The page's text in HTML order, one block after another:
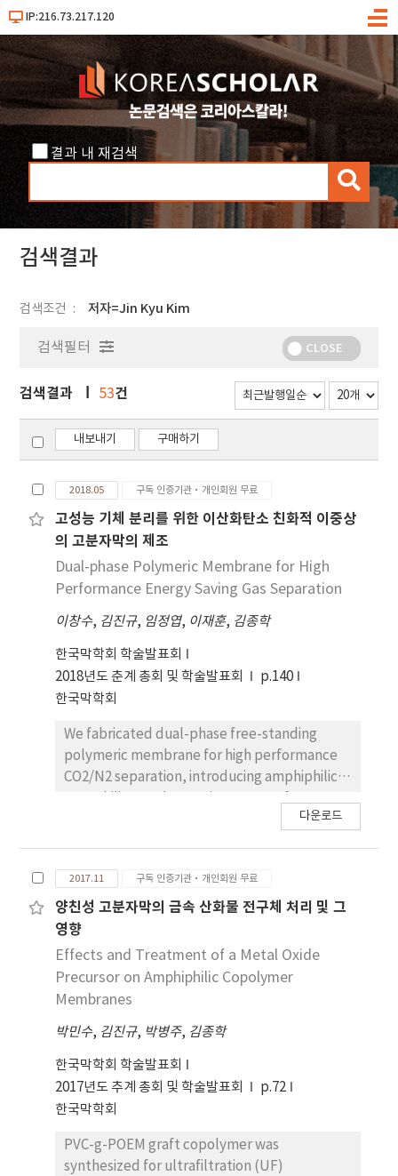
IP:216.73.217.120
메
결과 내 재검색
검
색
검색결과
검색조건 저자=Jin Kyu Kim
검색필터 CLOSE
검색결과 53건
내보내기 구매하기
2018.05 구독 인증기관·개인회원 무료
고성능 기체 분리를 위한 이산화탄소 친화적 이중상
의 고분자막의 제조
Dual-phase Polymeric Membrane for High
Performance Energy Saving Gas Separation
이창수, 김진규, 임정엽, 이재훈, 김종학
한국막학회 학술발표회
2018년도 춘계 총회 및 학술발표회
p.140
한국막학회
We fabricated dual-phase free-standing
polymeric membrane for high performance
CO2/N2 separation, introducing amphiphilic,
methacrylate) (PBE). PBE filler partially
interacts with Pebax polymer matrix to
generate the interconnected CO2 philic
network, exhibiting a microphase-separated,
or dual-phase behavior in Pebax matrix. The
performance of CO2/N2 separation was
the maximum selectivity at 5 wt%. The
enhancement of Pebax/PBE CO2-philic
membrane was attributed to the formation
of CO2-philic channel consisting of ether
oxygens and triazole groups. The best
performance was CO2 permeability of 175.3
Barrer and CO2/N2 selectivity of 48.2.
다운로드
2017.11 구독 인증기관·개인회원 무료
양친성 고분자막의 금속 산화물 전구체 처리 및 그
영향
Effects and Treatment of a Metal Oxide
Precursor on Amphiphilic Copolymer
Membranes
박민수, 김진규, 박병주, 김종학
한국막학회 학술발표회
2017년도 추계 총회 및 학술발표회
p.72
한국막학회
PVC-g-POEM graft copolymer was
synthesized for ultrafiltration (UF)